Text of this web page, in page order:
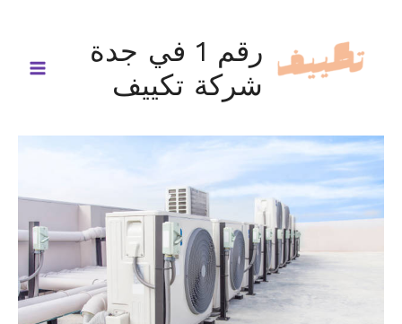
المحتوى
رقم 1 في جدة
شركة تكييف